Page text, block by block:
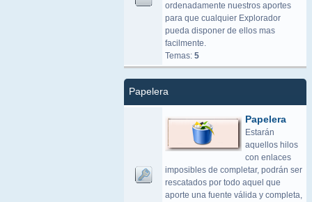
ordenadamente nuestros aportes
para que cualquier Explorador
pueda disponer de ellos mas
facilmente.
Temas: 5
Papelera
Papelera
Estarán
aquellos hilos
con enlaces
imposibles de completar, podrán ser
rescatados por todo aquel que
aporte una fuente válida y completa,